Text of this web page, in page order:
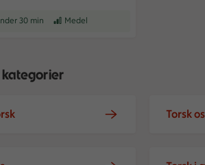
tar Under 30 min att tillaga
30 min Receptet har Medel svårighetsgrad
Medel
Torsk